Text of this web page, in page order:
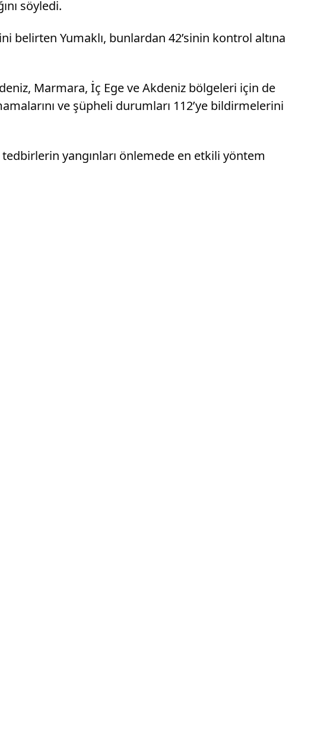
söyledi.
belirten Yumaklı, bunlardan 42’sinin kontrol altına
Marmara, İç Ege ve Akdeniz bölgeleri için de
ve şüpheli durumları 112’ye bildirmelerini
tedbirlerin yangınları önlemede en etkili yöntem